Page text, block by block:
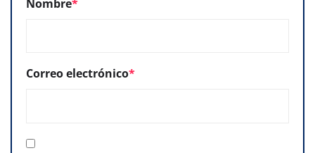
Nombre*
Correo electrónico*